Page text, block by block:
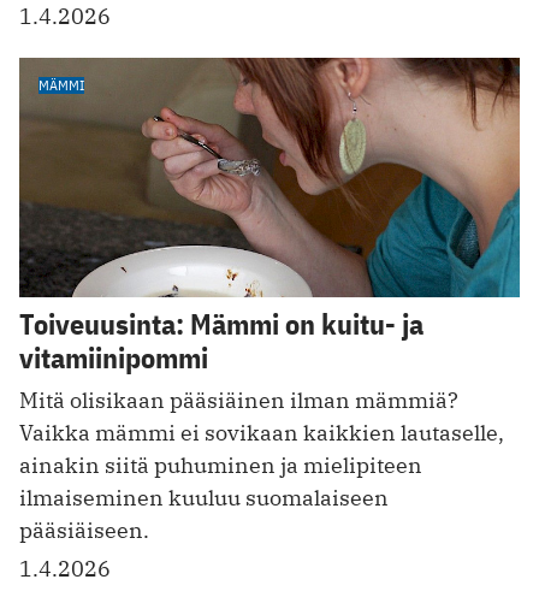
1.4.2026
MÄMMI
Toiveuusinta: Mämmi on kuitu- ja
vitamiinipommi
Mitä olisikaan pääsiäinen ilman mämmiä?
Vaikka mämmi ei sovikaan kaikkien lautaselle,
ainakin siitä puhuminen ja mielipiteen
ilmaiseminen kuuluu suomalaiseen
pääsiäiseen.
1.4.2026